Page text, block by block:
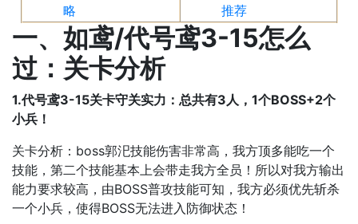
略
推荐
一、如鸢/代号鸢3-15怎么
过：关卡分析
1.代号鸢3-15关卡守关实力：总共有3人，1个BOSS+2个
小兵！
关卡分析：boss郭汜技能伤害非常高，我方顶多能吃一个
技能，第二个技能基本上会带走我方全员！所以对我方输出
能力要求较高，由BOSS普攻技能可知，我方必须优先斩杀
一个小兵，使得BOSS无法进入防御状态！